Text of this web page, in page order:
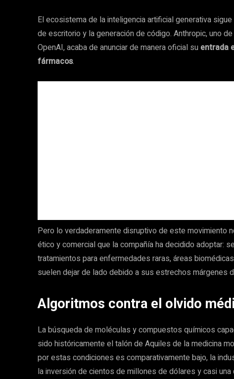
El ecosistema de la inteligencia artificial generativa
de escritorio y la generación de código. Anthropic, uno
OpenAI, acaba de anunciar de manera oficial su entrada
fármacos.
Pero lo verdaderamente disruptivo de este movimiento
ético y comercial que la compañía ha decidido adoptar:
tratamientos para enfermedades raras, áreas
suelen dejar de lado debido a sus estrechos márgenes
Algoritmos contra el olvido
La búsqueda de moléculas y compuestos químicos
sido históricamente el talón de Aquiles de la medicina
por estas condiciones es comparativamente bajo, la
la inversión de cientos de millones de dólares y casi